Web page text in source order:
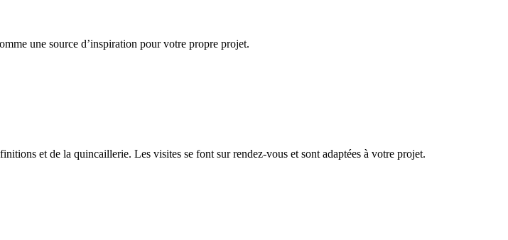
une source d’inspiration pour votre propre projet.
et de la quincaillerie. Les visites se font sur rendez-vous et sont adaptées à votre projet.